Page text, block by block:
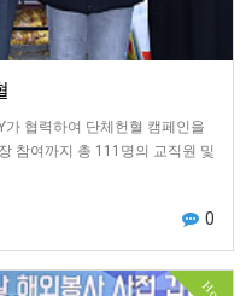
협력하여 단체헌혈 캠페인을
참여까지 총 111명의 교직원 및
0